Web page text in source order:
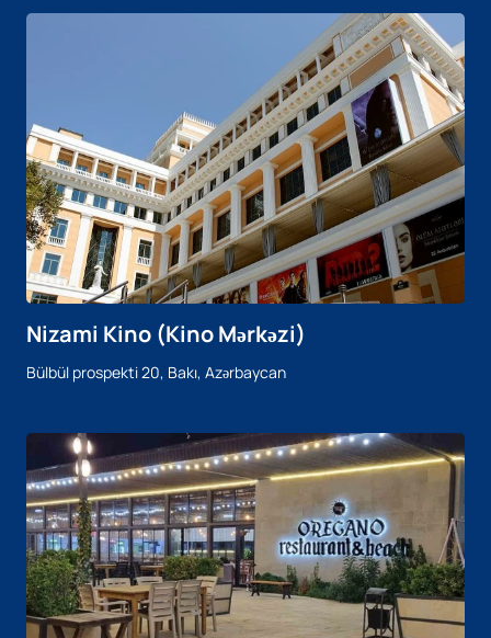
Nizami Kino (Kino Mərkəzi)
Bülbül prospekti 20, Bakı, Azərbaycan